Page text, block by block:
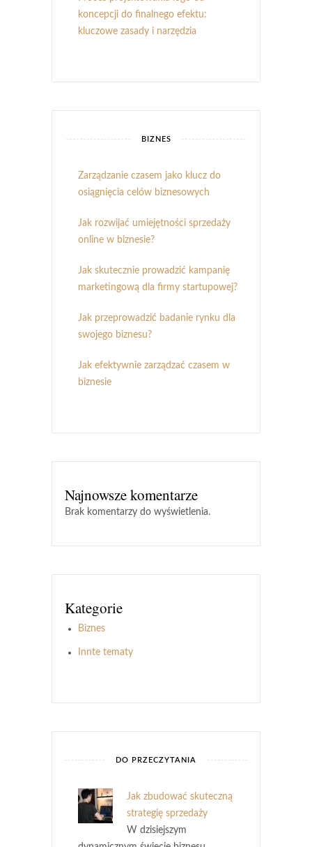
koncepcji do finalnego efektu:
kluczowe zasady i narzędzia
BIZNES
Zarządzanie czasem jako klucz do
osiągnięcia celów biznesowych
Jak rozwijać umiejętności sprzedaży
online w biznesie?
Jak skutecznie prowadzić kampanię
marketingową dla firmy startupowej?
Jak przeprowadzić badanie rynku dla
swojego biznesu?
Jak efektywnie zarządzać czasem w
biznesie
Najnowsze komentarze
Brak komentarzy do wyświetlenia.
Kategorie
Biznes
Innte tematy
DO PRZECZYTANIA
Jak zbudować skuteczną
strategię sprzedaży
W dzisiejszym